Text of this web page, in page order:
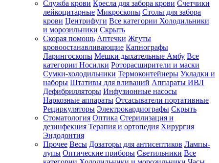
Служба крови Кресла для забора крови Счетчики
лейкоцитарные Микроскопы Столы для забора
крови Центрифуги Все категории Холодильники
и морозильники Скрыть
Скорая помощь Аптечки Жгуты
кровоостанавливающие Капнографы
Ларингоскопы Мешки дыхательные Амбу Все
категории Носилки Роторасширители и маски
Сумки-холодильники Термоконтейнеры Укладки и
наборы Штативы для вливаний Аппараты ИВЛ
Дефибрилляторы Инфузионные насосы
Наркозные аппараты Отсасыватели портативные
Рециркуляторы Электрокардиографы Скрыть
Стоматология Оптика Стерилизация и
дезинфекция Терапия и ортопедия Хирургия
Эндодонтия
Прочее Весы Дозаторы для антисептиков Лампы-
лупы Оптические приборы Светильники Все